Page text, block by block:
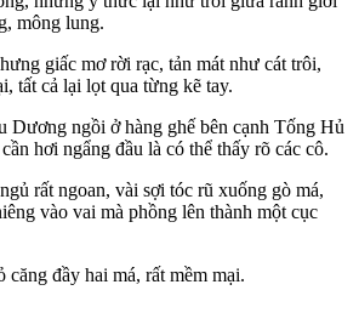
mông lung.
giấc mơ rời rạc, tản mát như cát trôi,
tất cả lại lọt qua từng kẽ tay.
Dương ngồi ở hàng ghế bên cạnh Tống Hủ
hơi ngẩng đầu là có thể thấy rõ các cô.
rất ngoan, vài sợi tóc rũ xuống gò má,
vào vai mà phồng lên thành một cục
đầy hai má, rất mềm mại.